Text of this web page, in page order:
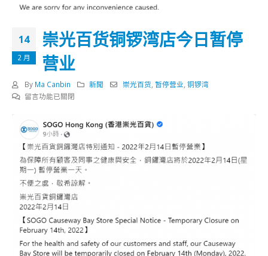
14
2 月
崇光百货铜锣湾店今日暂停
营业
By Ma Canbin 新聞 崇光百货 ,暂停营业 ,铜锣湾
在
百
货
铜
锣
湾
今
日
暂
营
留言功能已關閉